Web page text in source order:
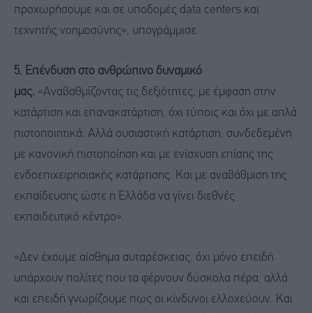
προχωρήσουμε και σε υποδομές data centers και
τεχνητής νοημοσύνης», υπογράμμισε.
5. Επένδυση στο ανθρώπινο δυναμικό
μας. «Αναβαθμίζοντας τις δεξιότητες, με έμφαση στην
κατάρτιση και επανακατάρτιση, όχι τύποις και όχι με απλά
πιστοποιητικά. Αλλά ουσιαστική κατάρτιση, συνδεδεμένη
με κανονική πιστοποίηση και με ενίσχυση επίσης της
ενδοεπιχειρησιακής κατάρτισης. Και με αναβάθμιση της
εκπαίδευσης ώστε η Ελλάδα να γίνει διεθνές
εκπαιδευτικό κέντρο».
«Δεν έχουμε αίσθημα αυταρέσκειας. όχι μόνο επειδή
υπάρχουν πολίτες που τα φέρνουν δύσκολα πέρα, αλλά
και επειδή γνωρίζουμε πως οι κίνδυνοι ελλοχεύουν. Και